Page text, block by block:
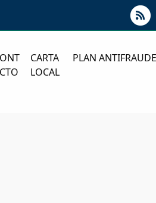
CARTA
LOCAL
PLAN